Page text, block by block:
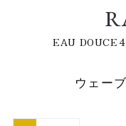
EAU DOUCE
ウェー